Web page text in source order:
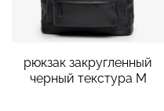
рюкзак закругленный
черный текстура M